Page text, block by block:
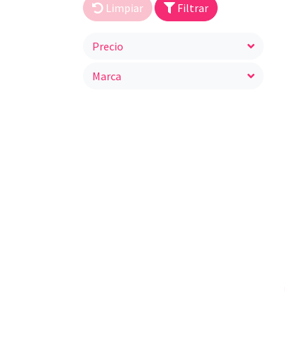
Limpiar Filtrar
Precio
Marca